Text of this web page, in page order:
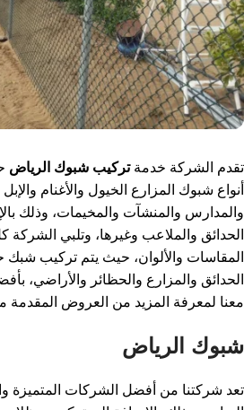
تقدم الشركة خدمةتركيب شبوك الرياض
أنواع شبوك المزارع الخيول والأغنام
والمدارس والمنشآت والمخيمات، وذلك
الحدائق والملاعب وغيرها، وتلبي الشركة
المقاسات والألوان، حيث يتم تركيب
الحدائق والمزارع والحظائر والأراضي،
معنا لمعرفة المزيد من العروض المقدمة
شبوك الرياض
تعد شركتنا من أفضل الشركات المتميزة